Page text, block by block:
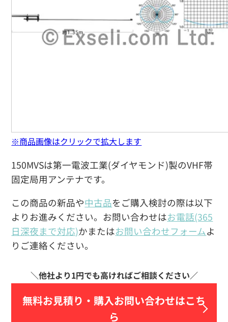
150MVSは第一電波工業(ダイヤモンド)製のVHF帯
固定局用アンテナです。
この商品の新品や中古品をご購入検討の際は以下
よりお進みください。お問い合わせはお電話(365
日深夜まで対応)かまたはお問い合わせフォームよ
りご連絡ください。
無料お見積り・ 購入お問い合わせはこち
ら
※商品画像はクリックで拡大します